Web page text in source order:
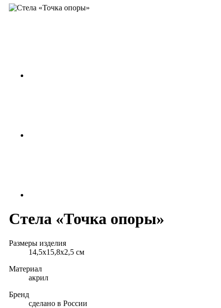
Стела «Точка опоры»
Размеры изделия
14,5х15,8х2,5 см
Материал
акрил
Бренд
сделано в России